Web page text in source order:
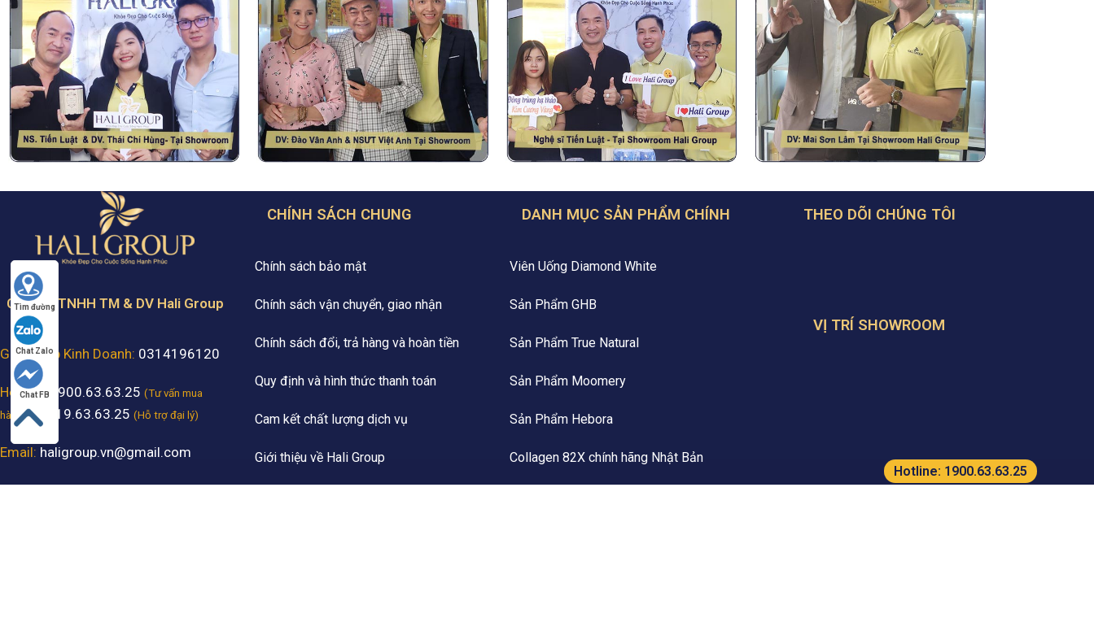
Công ty TNHH TM & DV Hali Group
Giấy Phép Kinh Doanh: 0314196120
Hotline: 1900.63.63.25 (Tư vấn mua
hàng) - 0919.63.63.25 (Hỗ trợ đại lý)
Email: haligroup.vn@gmail.com
CHÍNH SÁCH CHUNG
Chính sách bảo mật
Chính sách vận chuyển, giao nhận
Chính sách đổi, trả hàng và hoàn tiền
Quy định và hình thức thanh toán
Cam kết chất lượng dịch vụ
Giới thiệu về Hali Group
DANH MỤC SẢN PHẨM CHÍNH
Viên Uống Diamond White
Sản Phẩm GHB
Sản Phẩm True Natural
Sản Phẩm Moomery
Sản Phẩm Hebora
Collagen 82X chính hãng Nhật Bản
THEO DÕI CHÚNG TÔI
VỊ TRÍ SHOWROOM
Hotline: 1900.63.63.25
Tìm đường
Chat Zalo
Chat FB